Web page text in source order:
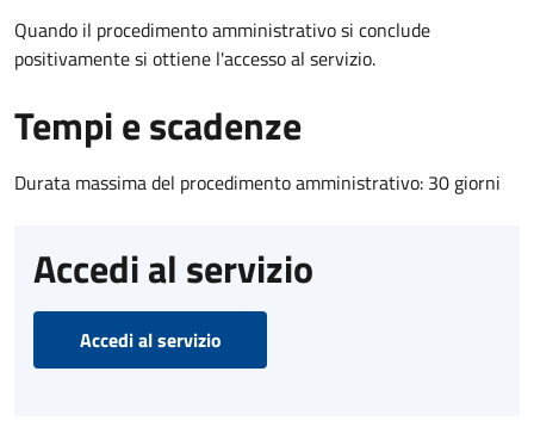
Quando il procedimento amministrativo si conclude
positivamente si ottiene l'accesso al servizio.
Tempi e scadenze
Durata massima del procedimento amministrativo: 30 giorni
Accedi al servizio
Accedi al servizio